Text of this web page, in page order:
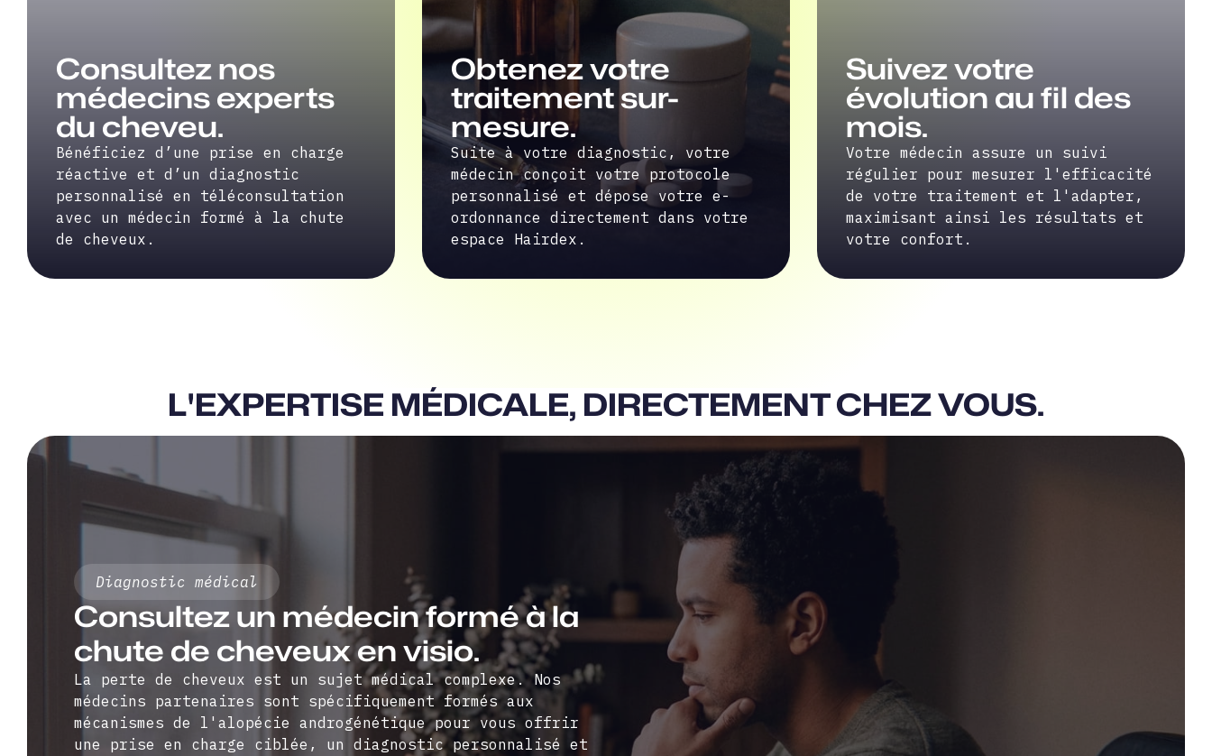
Consultez nos
médecins experts
du cheveu.
Bénéficiez d’une prise en charge
réactive et d’un diagnostic
personnalisé en téléconsultation
avec un médecin formé à la chute
de cheveux.
Obtenez votre
traitement sur-
mesure.
Suite à votre diagnostic, votre
médecin conçoit votre protocole
personnalisé et dépose votre e-
ordonnance directement dans votre
espace Hairdex.
Suivez votre
évolution au fil des
mois.
Votre médecin assure un suivi
régulier pour mesurer l'efficacité
de votre traitement et l'adapter,
maximisant ainsi les résultats et
votre confort.
L'EXPERTISE MÉDICALE, DIRECTEMENT CHEZ VOUS.
Diagnostic médical
Consultez un médecin formé à la
chute de cheveux en visio.
La perte de cheveux est un sujet médical complexe. Nos
médecins partenaires sont spécifiquement formés aux
mécanismes de l'alopécie androgénétique pour vous offrir
une prise en charge ciblée, un diagnostic personnalisé et